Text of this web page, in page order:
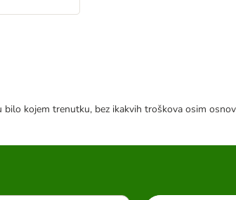
kojem trenutku, bez ikakvih troškova osim